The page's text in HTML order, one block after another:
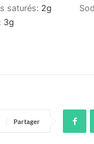
saturés: 2g
3g
Partager